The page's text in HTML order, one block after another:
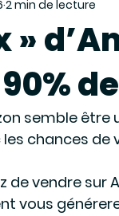
- Définitions
décalés
»
2 min de lecture
semble être
chances de
de vendre
vous